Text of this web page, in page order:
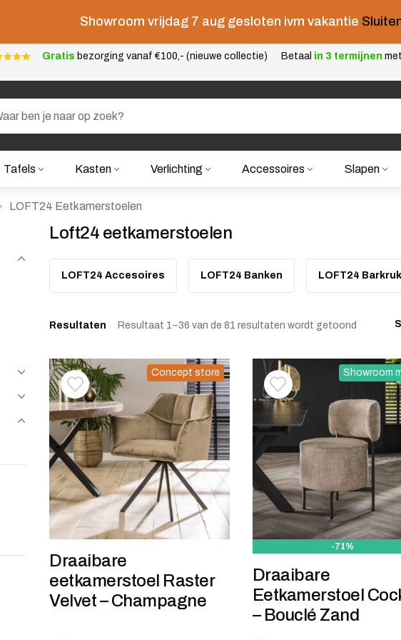
Showroom vrijdag 7 aug gesloten ivm vakantie
Gratis bezorging vanaf €100,- (nieuwe collectie) Betaal in 3 termijnen met
Tafels Kasten Verlichting Accessoires Slapen
LOFT24 Eetkamerstoelen
Loft24 eetkamerstoelen
LOFT24 Accesoires LOFT24 Banken LOFT24
Resultaten Resultaat 1–36 van de 81 resultaten wordt getoond
Concept store
Toevoegen aan verlanglijstje
Verwijderen van verlanglijst
Draaibare
eetkamerstoel Raster
Velvet – Champagne
Showroom
Toevoegen aan
Verwijderen van
-71%
Draaibare
Eetkamerstoel
– Bouclé Zand